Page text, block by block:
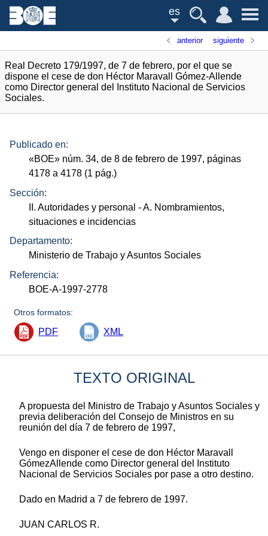
es
anterior siguiente
Real Decreto 179/1997, de 7 de febrero, por el que se
dispone el cese de don Héctor Maravall Gómez-Allende
como Director general del Instituto Nacional de Servicios
Sociales.
Publicado en:
«BOE» núm. 34, de 8 de febrero de 1997, páginas
4178 a 4178 (1 pág.)
Sección:
II. Autoridades y personal - A. Nombramientos,
situaciones e incidencias
Departamento:
Ministerio de Trabajo y Asuntos Sociales
Referencia:
BOE-A-1997-2778
Otros formatos:
PDF XML
TEXTO ORIGINAL
A propuesta del Ministro de Trabajo y Asuntos Sociales y
previa deliberación del Consejo de Ministros en su
reunión del día 7 de febrero de 1997,
Vengo en disponer el cese de don Héctor Maravall
GómezAllende como Director general del Instituto
Nacional de Servicios Sociales por pase a otro destino.
Dado en Madrid a 7 de febrero de 1997.
JUAN CARLOS R.